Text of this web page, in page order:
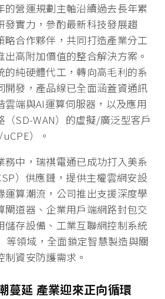
的營運規劃主軸沿續過去長年累
發實力，參酌最新科技發展趨
略合作夥伴，共同打造產業分工
高附加價值的整合解決方案。
的純硬體代工，轉向高毛利的系
開發，產品線已全面涵蓋資通訊
雲端與AI運算伺服器，以及應用
（SD-WAN）的虛擬/廣泛型客戶
）。
務中，瑞祺電通已成功打入美系
）供應鏈，提供主權雲網安設
運算潮流，公司推出支援深度學
閘道器、企業用戶端網路封包交
儲存設備、工業互聯網控制系統
等領域，全面鎖定智慧製造與關
資安防護需求。
蔓延 產業迎來正向循環